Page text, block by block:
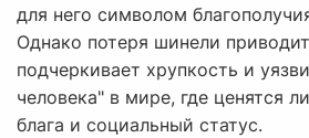
для него символом
Однако потеря шинели
подчеркивает хрупкость и
человека" в мире, где ценятся
блага и социальный статус.